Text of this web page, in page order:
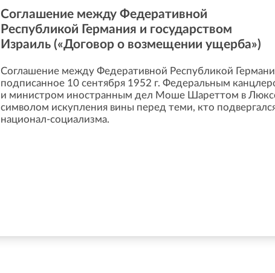
Соглашение между Федеративной
Республикой Германия и государством
Израиль («Договор о возмещении ущерба»)
Соглашение между Федеративной Республикой
подписанное 10 сентября 1952 г. Федеральным
и министром иностранным дел Моше Шареттом в
символом искупления вины перед теми, кто
национал-социализма.